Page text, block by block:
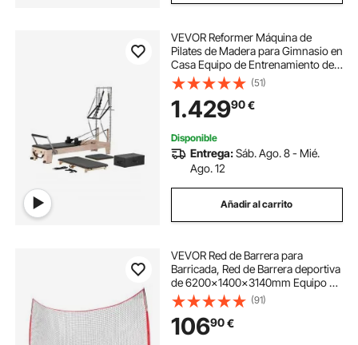
VEVOR Reformer Máquina de
Pilates de Madera para Gimnasio en
Casa Equipo de Entrenamiento de
Fuerza con Doble Resistencia Caja
Reformadora Tabla de Salto para
Avanzados Principiantes,
243x73x199 cm
(51)
1.42990€
Disponible
Entrega:Sáb. Ago. 8 - Mié.
Ago. 12
Añadir al carrito
VEVOR Red de Barrera para
Barricada, Red de Barrera deportiva
de 6200x1400x3140mm Equipo de
Práctica Portátil con Bolsa de
Transporte, Red de Protección para
Entrenamiento de Béisbol, Softball
(91)
10690€